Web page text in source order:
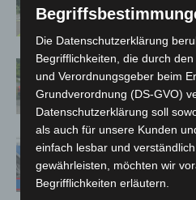
Region
Kreuz
Mann läuft mit
A7 – Polizei
Die Datenschutzerklärung
Begrifflichkeiten, die durch
und Verordnungsgeber beim
Grundverordnung (DS-GVO)
Datenschutzerklärung soll
als auch für unsere Kunden
einfach lesbar und
gewährleisten, möchten wir
Begrifflichkeiten erläutern.